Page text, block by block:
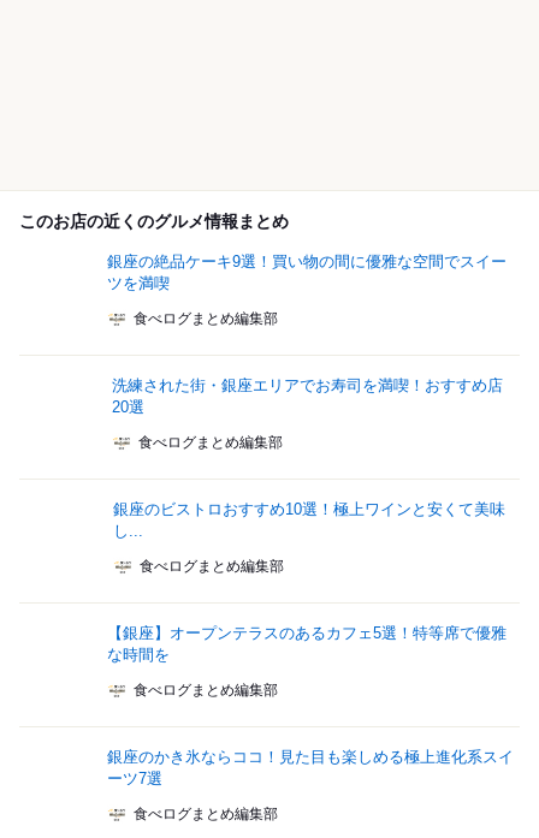
このお店の近くのグルメ情報まとめ
銀座の絶品ケーキ9選！買い物の間に優雅な空間でスイー
ツを満喫
食べログまとめ編集部
洗練された街・銀座エリアでお寿司を満喫！おすすめ店
20選
食べログまとめ編集部
銀座のビストロおすすめ10選！極上ワインと安くて美味
し...
食べログまとめ編集部
【銀座】オープンテラスのあるカフェ5選！特等席で優雅
な時間を
食べログまとめ編集部
銀座のかき氷ならココ！見た目も楽しめる極上進化系スイ
ーツ7選
食べログまとめ編集部